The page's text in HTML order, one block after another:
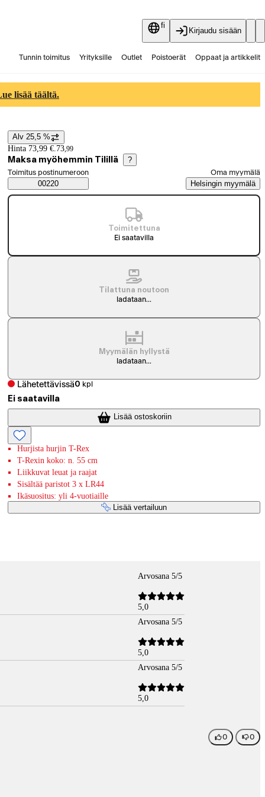
fi
Kirjaudu sisään
Tunnin toimitus Yrityksille Outlet Poistoerät Oppaat ja artikkelit
lisää täältä.
Hintatiedot
Alv 25,5 %
Hinta 73,99 €. 73,99
Maksa myöhemmin Tilillä ?
Saatavuustiedot
Valitse tilaustapa
Toimitus postinumeroon
00220
Oma myymälä
Helsingin myymälä
Toimitettuna
Ei saatavilla
Tilattuna noutoon
ladataan...
Myymälän hyllystä
ladataan...
Lähetettävissä0 kpl
Ei saatavilla
Lisää ostoskoriin
Hurjista hurjin T-Rex
T-Rexin koko: n. 55 cm
Liikkuvat leuat ja raajat
Sisältää paristot 3 x LR44
Ikäsuositus: yli 4-vuotiaille
Lisää vertailuun
Arvosana 5/5
5,0
Arvosana 5/5
5,0
Arvosana 5/5
5,0
0 0